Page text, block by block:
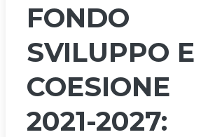
FONDO
SVILUPPO E
COESIONE
2021-2027: